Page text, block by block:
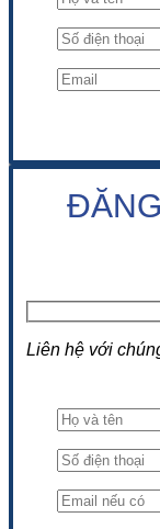
Liên hệ với